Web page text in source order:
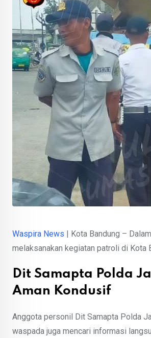
Waspira News | Kota Bandung –
melaksanakan kegiatan patroli di Kota
Dit Samapta Polda
Aman Kondusif
Anggota personil Dit Samapta Polda
waspada juga mencari informasi